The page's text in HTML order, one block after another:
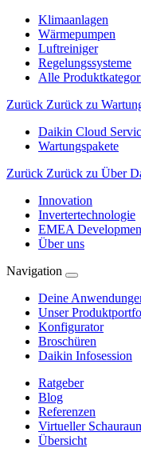
Klimaanlagen
Wärmepumpen
Luftreiniger
Regelungssysteme
Alle
Zurück Zurück zu
Daikin Cloud
Wartungspakete
Zurück Zurück zu Über
Innovation
Invertertechnologie
EMEA
Über uns
Navigation
Deine
Unser
Konfigurator
Broschüren
Daikin Infosession
Ratgeber
Blog
Referenzen
Virtueller
Übersicht